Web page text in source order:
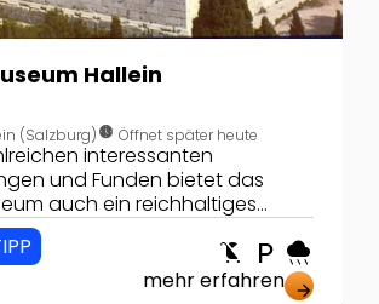
Hallein
(Salzburg)nest_clock_farsight_analog Öffnet später heute
interessanten
und Funden bietet das
auch ein reichhaltiges
an!
child_friendly local_parking rainy
mehr erfahren arrow_forward